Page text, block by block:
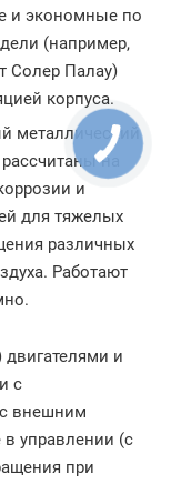
и экономные по
(например,
Солер Палау)
корпуса.
металлический
на
и
для тяжелых
различных
Работают
и
с
внешним
управлении (с
при